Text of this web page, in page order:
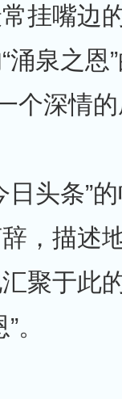
挂嘴边
涌泉之恩
个深情
日头条”
，描述
聚于此
。